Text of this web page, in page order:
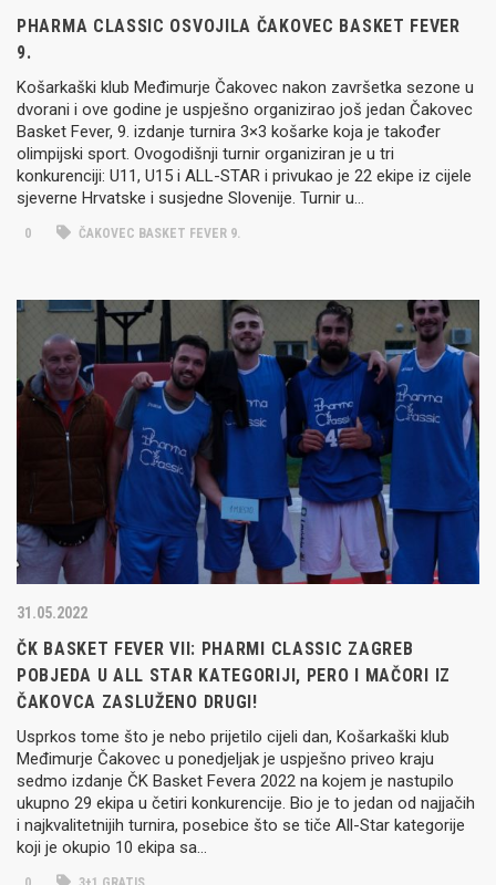
PHARMA CLASSIC OSVOJILA ČAKOVEC BASKET FEVER
9.
Košarkaški klub Međimurje Čakovec nakon završetka sezone u
dvorani i ove godine je uspješno organizirao još jedan Čakovec
Basket Fever, 9. izdanje turnira 3×3 košarke koja je također
olimpijski sport. Ovogodišnji turnir organiziran je u tri
konkurenciji: U11, U15 i ALL-STAR i privukao je 22 ekipe iz cijele
sjeverne Hrvatske i susjedne Slovenije. Turnir u…
0 ČAKOVEC BASKET FEVER 9.
31.05.2022
ČK BASKET FEVER VII: PHARMI CLASSIC ZAGREB
POBJEDA U ALL STAR KATEGORIJI, PERO I MAČORI IZ
ČAKOVCA ZASLUŽENO DRUGI!
Usprkos tome što je nebo prijetilo cijeli dan, Košarkaški klub
Međimurje Čakovec u ponedjeljak je uspješno priveo kraju
sedmo izdanje ČK Basket Fevera 2022 na kojem je nastupilo
ukupno 29 ekipa u četiri konkurencije. Bio je to jedan od najjačih
i najkvalitetnijih turnira, posebice što se tiče All-Star kategorije
koji je okupio 10 ekipa sa…